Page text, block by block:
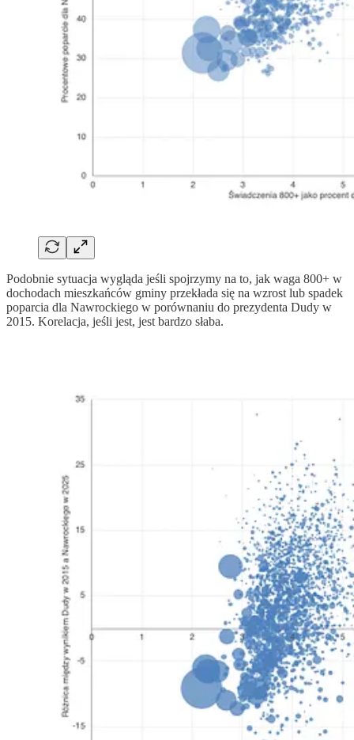
Podobnie sytuacja wygląda jeśli spojrzymy na to, jak waga 800+ w
dochodach mieszkańców gminy przekłada się na wzrost lub spadek
poparcia dla Nawrockiego w porównaniu do prezydenta Dudy w
2015. Korelacja, jeśli jest, jest bardzo słaba.